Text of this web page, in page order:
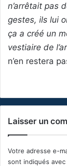
n’arrêtait pas
gestes, ils lui
ça a créé un
vestiaire de
n’en restera
Laisser un
Votre adresse e-
sont indiqués avec